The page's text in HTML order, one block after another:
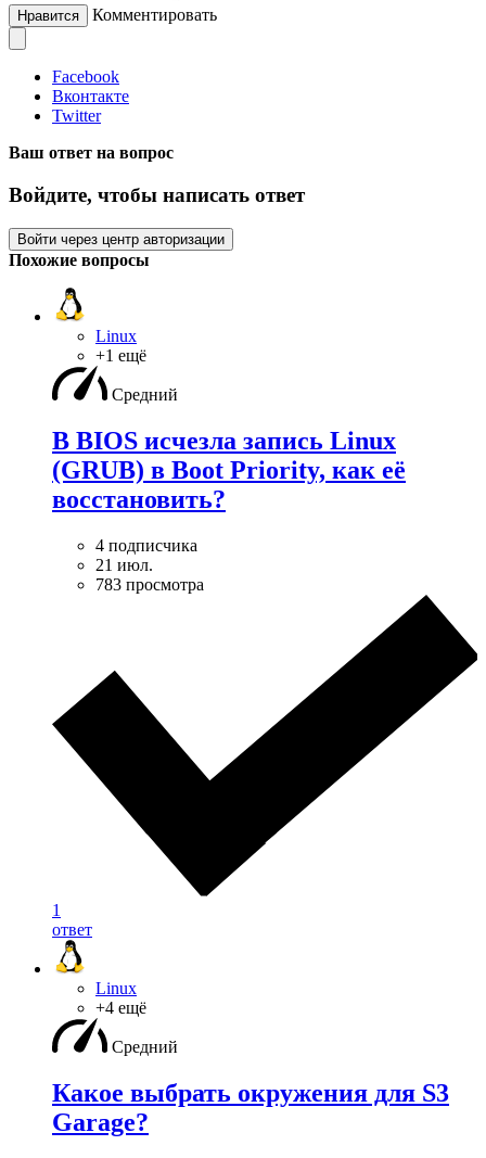
Нравится Комментировать
Facebook
Вконтакте
Twitter
Ваш ответ на вопрос
Войдите, чтобы написать ответ
Войти через центр авторизации
Похожие вопросы
Linux
+1 ещё
Средний
В BIOS исчезла запись Linux
(GRUB) в Boot Priority, как её
восстановить?
4 подписчика
21 июл.
783 просмотра
1
ответ
Linux
+4 ещё
Средний
Какое выбрать окружения для S3
Garage?